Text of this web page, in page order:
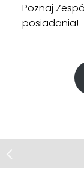
Poznaj
posiadania!